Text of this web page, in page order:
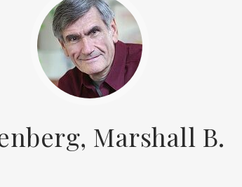
Marshall B.